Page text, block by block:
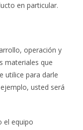
en particular.
operación y
materiales que
utilice para darle
usted será
el equipo